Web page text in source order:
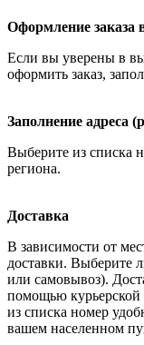
Оформление заказа
Если вы уверены в
оформить заказ,
Заполнение адреса
Выберите из списка
региона.
Доставка
В зависимости от
доставки. Выберите
или самовывоз).
помощью
из списка номер
вашем населенном